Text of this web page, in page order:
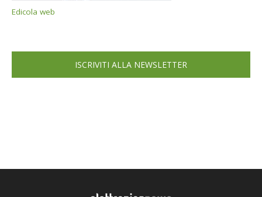
Edicola web
ISCRIVITI ALLA NEWSLETTER